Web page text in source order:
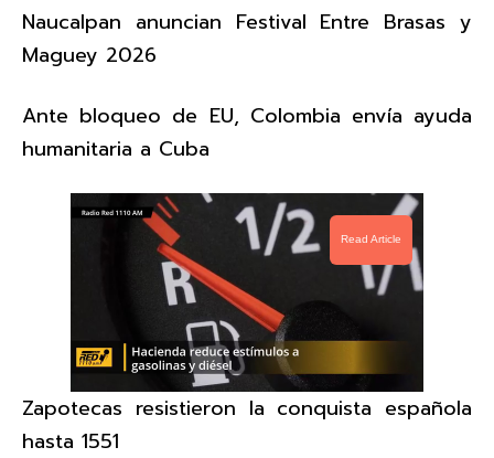
Naucalpan anuncian Festival Entre Brasas y
Maguey 2026
Ante bloqueo de EU, Colombia envía ayuda
humanitaria a Cuba
Read Article
Zapotecas resistieron la conquista española
hasta 1551